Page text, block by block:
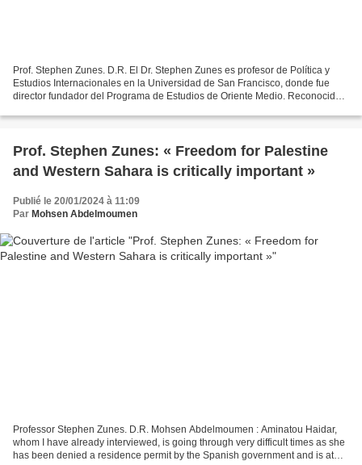
Prof. Stephen Zunes. D.R. El Dr. Stephen Zunes es profesor de Política y
Estudios Internacionales en la Universidad de San Francisco, donde fue
director fundador del Programa de Estudios de Oriente Medio. Reconocido
Prof. Stephen Zunes: « Freedom for Palestine
and Western Sahara is critically important »
Publié le 20/01/2024 à 11:09
Par Mohsen Abdelmoumen
Professor Stephen Zunes. D.R. Mohsen Abdelmoumen : Aminatou Haidar,
whom I have already interviewed, is going through very difficult times as she
has been denied a residence permit by the Spanish government and is at